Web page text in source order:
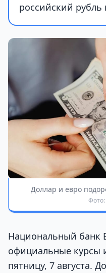
российский рубль
Доллар и евро
Фото:
Национальный банк
официальные курсы
пятницу, 7 августа.